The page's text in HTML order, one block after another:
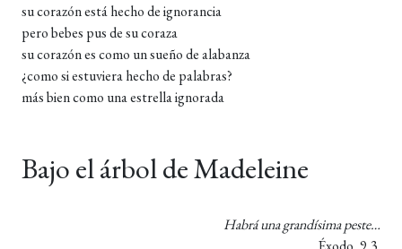
su corazón está hecho de ignorancia
pero bebes pus de su coraza
su corazón es como un sueño de alabanza
¿como si estuviera hecho de palabras?
más bien como una estrella ignorada
Bajo el árbol de Madeleine
Habrá una grandísima peste…